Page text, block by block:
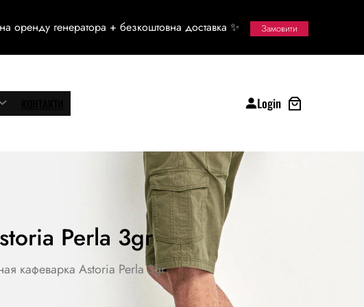
оренду генератора + безкоштовна доставка ✨ Замовити
Login
Perla 3gr
кафеварка Astoria Perla 3gr